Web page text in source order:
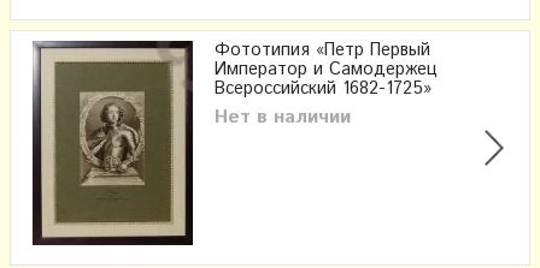
Фототипия «Петр Первый
Император и Самодержец
Всероссийский 1682-1725»
Нет в наличии